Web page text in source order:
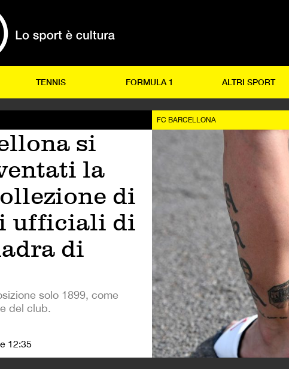
TENNIS FORMULA 1 ALTRI SPORT
si
la
di
ufficiali di
di
solo 1899, come
del club.
12:35
FC BARCELLONA